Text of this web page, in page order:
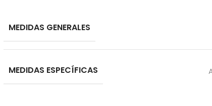
MEDIDAS GENERALES
MEDIDAS ESPECÍFICAS